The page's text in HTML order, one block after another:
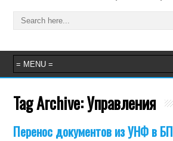
Tag Archive:Управления
Перенос документов из УНФ в